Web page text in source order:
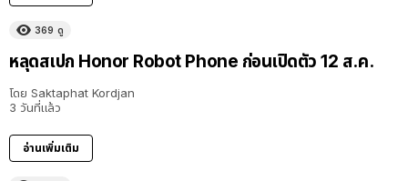
369 ดู
หลุดสเปก Honor Robot Phone ก่อนเปิดตัว 12 ส.ค.
โดย Saktaphat Kordjan
3 วันที่แล้ว
อ่านเพิ่มเติม